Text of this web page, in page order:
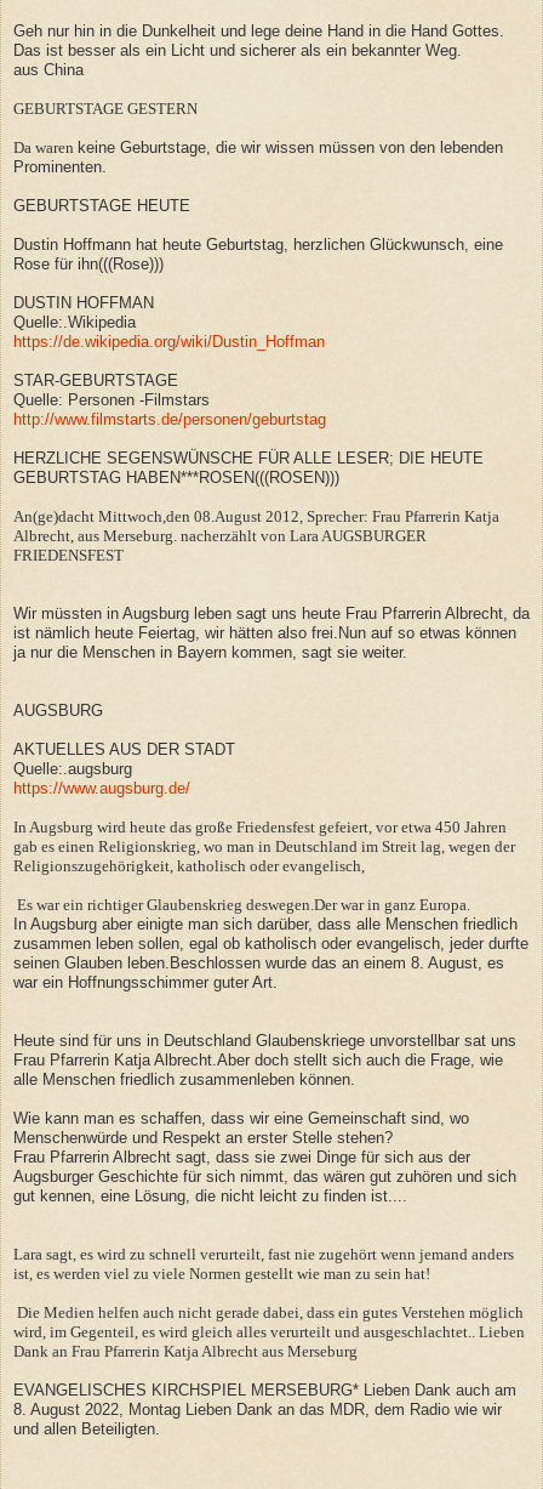
Geh nur hin in die Dunkelheit und lege deine Hand in die Hand Gottes.
Das ist besser als ein Licht und sicherer als ein bekannter Weg.
aus China
GEBURTSTAGE GESTERN
Da waren keine Geburtstage, die wir wissen müssen von den lebenden
Prominenten.
GEBURTSTAGE HEUTE
Dustin Hoffmann hat heute Geburtstag, herzlichen Glückwunsch, eine
Rose für ihn(((Rose)))
DUSTIN HOFFMAN
Quelle:.Wikipedia
https://de.wikipedia.org/wiki/Dustin_Hoffman
STAR-GEBURTSTAGE
Quelle: Personen -Filmstars
http://www.filmstarts.de/personen/geburtstag
HERZLICHE SEGENSWÜNSCHE FÜR ALLE LESER; DIE HEUTE
GEBURTSTAG HABEN***ROSEN(((ROSEN)))
An(ge)dacht Mittwoch,den 08.August 2012, Sprecher: Frau Pfarrerin Katja
Albrecht, aus Merseburg. nacherzählt von Lara AUGSBURGER
FRIEDENSFEST
Wir müssten in Augsburg leben sagt uns heute Frau Pfarrerin Albrecht, da
ist nämlich heute Feiertag, wir hätten also frei.Nun auf so etwas können
ja nur die Menschen in Bayern kommen, sagt sie weiter.
AUGSBURG
AKTUELLES AUS DER STADT
Quelle:.augsburg
https://www.augsburg.de/
In Augsburg wird heute das große Friedensfest gefeiert, vor etwa 450 Jahren
gab es einen Religionskrieg, wo man in Deutschland im Streit lag, wegen der
Religionszugehörigkeit, katholisch oder evangelisch,
Es war ein richtiger Glaubenskrieg deswegen.Der war in ganz Europa.
In Augsburg aber einigte man sich darüber, dass alle Menschen friedlich
zusammen leben sollen, egal ob katholisch oder evangelisch, jeder durfte
seinen Glauben leben.Beschlossen wurde das an einem 8. August, es
war ein Hoffnungsschimmer guter Art.
Heute sind für uns in Deutschland Glaubenskriege unvorstellbar sat uns
Frau Pfarrerin Katja Albrecht.Aber doch stellt sich auch die Frage, wie
alle Menschen friedlich zusammenleben können.
Wie kann man es schaffen, dass wir eine Gemeinschaft sind, wo
Menschenwürde und Respekt an erster Stelle stehen?
Frau Pfarrerin Albrecht sagt, dass sie zwei Dinge für sich aus der
Augsburger Geschichte für sich nimmt, das wären gut zuhören und sich
gut kennen, eine Lösung, die nicht leicht zu finden ist....
Lara sagt, es wird zu schnell verurteilt, fast nie zugehört wenn jemand anders
ist, es werden viel zu viele Normen gestellt wie man zu sein hat!
Die Medien helfen auch nicht gerade dabei, dass ein gutes Verstehen möglich
wird, im Gegenteil, es wird gleich alles verurteilt und ausgeschlachtet.. Lieben
Dank an Frau Pfarrerin Katja Albrecht aus Merseburg
EVANGELISCHES KIRCHSPIEL MERSEBURG* Lieben Dank auch am
8. August 2022, Montag Lieben Dank an das MDR, dem Radio wie wir
und allen Beteiligten.